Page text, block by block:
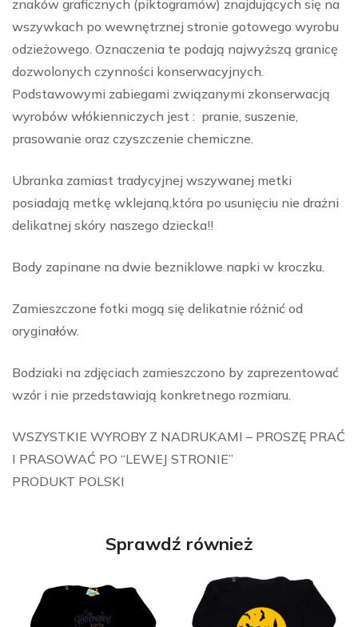
znaków graficznych (piktogramów) znajdujących się na
wszywkach po wewnętrznej stronie gotowego wyrobu
odzieżowego. Oznaczenia te podają najwyższą granicę
dozwolonych czynności konserwacyjnych.
Podstawowymi zabiegami związanymi zkonserwacją
wyrobów włókienniczych jest : pranie, suszenie,
prasowanie oraz czyszczenie chemiczne.
Ubranka zamiast tradycyjnej wszywanej metki
posiadają metkę wklejaną,która po usunięciu nie drażni
delikatnej skóry naszego dziecka!!
Body zapinane na dwie bezniklowe napki w kroczku.
Zamieszczone fotki mogą się delikatnie różnić od
oryginałów.
Bodziaki na zdjęciach zamieszczono by zaprezentować
wzór i nie przedstawiają konkretnego rozmiaru.
WSZYSTKIE WYROBY Z NADRUKAMI – PROSZĘ PRAĆ
I PRASOWAĆ PO “LEWEJ STRONIE”
PRODUKT POLSKI
Sprawdź również